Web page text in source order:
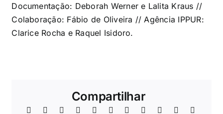
Documentação: Deborah Werner e Lalita Kraus //
Colaboração: Fábio de Oliveira // Agência IPPUR:
Clarice Rocha e Raquel Isidoro.
Compartilhar